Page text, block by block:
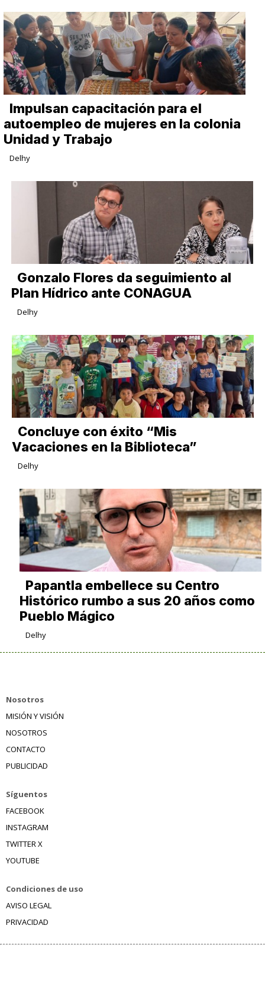
Impulsan capacitación para el
autoempleo de mujeres en la colonia
Unidad y Trabajo
Delhy
Gonzalo Flores da seguimiento al
Plan Hídrico ante CONAGUA
Delhy
Concluye con éxito “Mis
Vacaciones en la Biblioteca”
Delhy
Papantla embellece su Centro
Histórico rumbo a sus 20 años como
Pueblo Mágico
Delhy
Nosotros
MISIÓN Y VISIÓN
NOSOTROS
CONTACTO
PUBLICIDAD
Síguentos
FACEBOOK
INSTAGRAM
TWITTER X
YOUTUBE
Condiciones de uso
AVISO LEGAL
PRIVACIDAD